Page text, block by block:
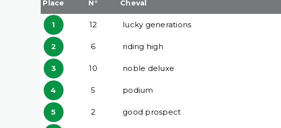
Place N° Cheval
1 12 lucky generations
2 6 riding high
3 10 noble deluxe
4 5 podium
5 2 good prospect